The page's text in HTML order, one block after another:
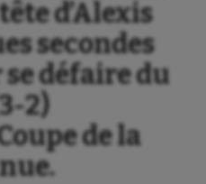
d’Alexis
secondes
défaire du
2)
de la